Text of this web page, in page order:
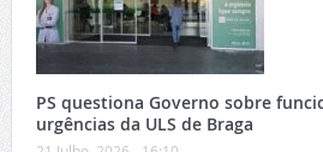
PS questiona Governo sobre
urgências da ULS de Braga